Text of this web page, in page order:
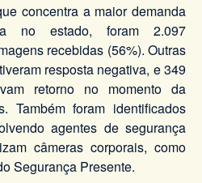
concentra a maior demanda
no estado, foram 2.097
recebidas (56%). Outras
resposta negativa, e 349
retorno no momento da
Também foram identificados
agentes de segurança
câmeras corporais, como
Segurança Presente.